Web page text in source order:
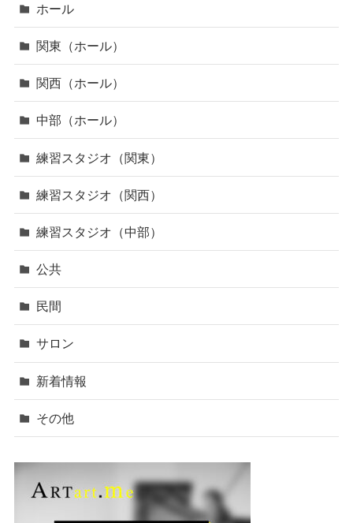
ホール
関東（ホール）
関西（ホール）
中部（ホール）
練習スタジオ（関東）
練習スタジオ（関西）
練習スタジオ（中部）
公共
民間
サロン
新着情報
その他